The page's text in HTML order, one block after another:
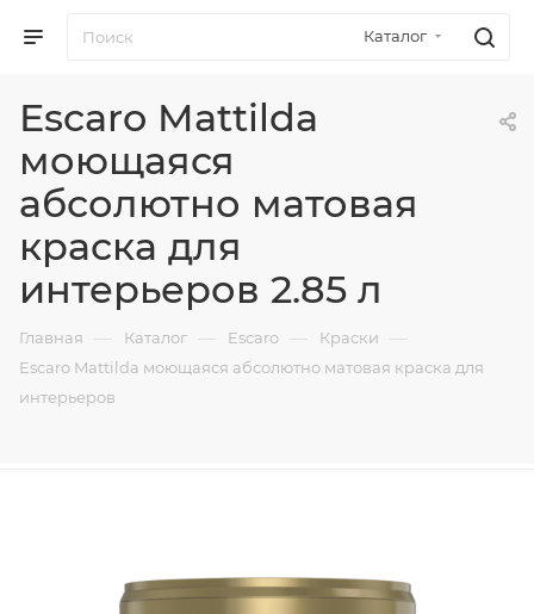
Каталог
Escaro Mattilda
моющаяся
абсолютно матовая
краска для
интерьеров 2.85 л
Главная — Каталог — Escaro — Краски —
Escaro Mattilda моющаяся абсолютно матовая краска для
интерьеров